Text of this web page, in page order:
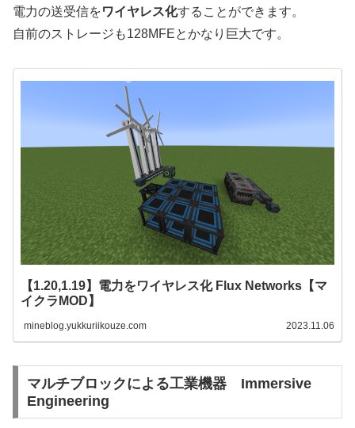
電力の送受信をワイヤレス化することができます。
自前のストレージも128MFEとかなり巨大です。
【1.20,1.19】電力をワイヤレス化 Flux Networks【マ
イクラMOD】
mineblog.yukkuriikouze.com 2023.11.06
マルチブロックによる工業機器 Immersive
Engineering